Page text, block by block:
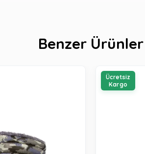
Benzer Ürünler
Ücretsiz
Kargo